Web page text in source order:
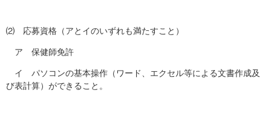
⑵ 応募資格（アとイのいずれも満たすこと）
ア 保健師免許
イ パソコンの基本操作（ワード、エクセル等による文書作成及
び表計算）ができること。